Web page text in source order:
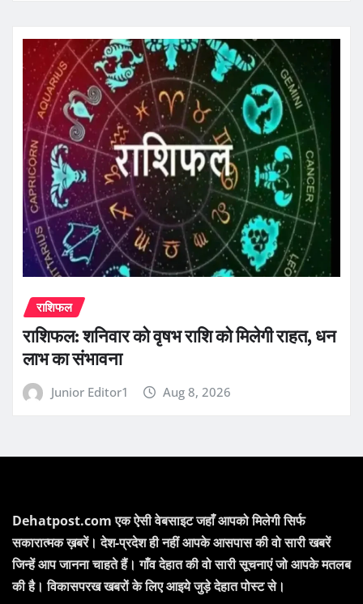
राशिफल
राशिफल: शनिवार को वृषभ राशि को मिलेगी राहत, धन
लाभ का संभावना
Junior Editor1 Aug 8, 2026
Dehatpost.com एक ऐसी वेबसाइट जहाँ आपको मिलेगी सिर्फ
सकारात्मक ख़बरें। देश-प्रदेश ही नहीं आपके आसपास की वो सारी खबरें
जिन्हें आप जानना चाहते हैं। गाँव देहात की वो सारी सूचनाएं जो आपके मतलब
की है। विकासपरख खबरों के लिए आइये जुड़े देहात पोस्ट से।